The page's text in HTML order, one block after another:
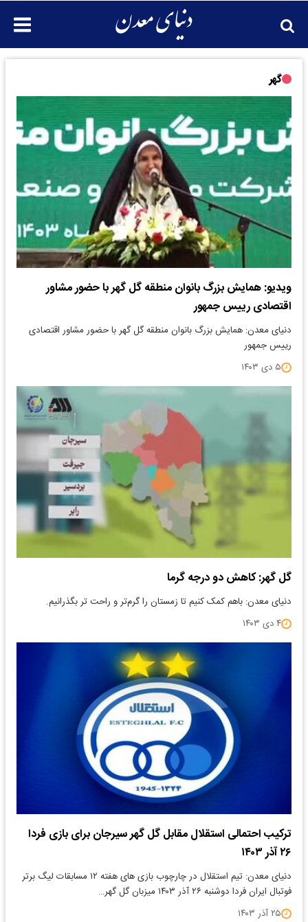
گهر
ویدیو: همایش بزرگ بانوان منطقه گل گهر با حضور مشاور
اقتصادی رییس جمهور
دنیای معدن: همایش بزرگ بانوان منطقه گل گهر با حضور مشاور اقتصادی
رییس جمهور
۵ دی ۱۴۰۳
گل گهر: کاهش دو درجه گرما
دنیای معدن: باهم کمک کنیم تا زمستان را گرم‌تر و راحت تر بگذرانیم.
۴ دی ۱۴۰۳
ترکیب احتمالی استقلال مقابل گل گهر سیرجان برای بازی فردا
۲۶ آذر ۱۴۰۳
دنیای معدن: تیم استقلال در چارچوب بازی های هفته ۱۲ مسابقات لیگ برتر
فوتبال ایران فردا دوشنبه ۲۶ آذر ۱۴۰۳ میزبان گل گهر…
۲۵ آذر ۱۴۰۳